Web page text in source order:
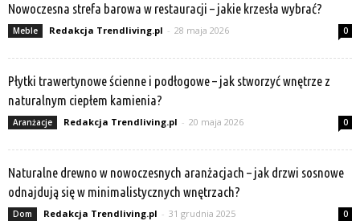
Nowoczesna strefa barowa w restauracji – jakie krzesła wybrać?
Meble Redakcja Trendliving.pl - 28 maja 2026 0
Płytki trawertynowe ścienne i podłogowe – jak stworzyć wnętrze z
naturalnym ciepłem kamienia?
Aranżacje Redakcja Trendliving.pl - 20 maja 2026 0
Naturalne drewno w nowoczesnych aranżacjach – jak drzwi sosnowe
odnajdują się w minimalistycznych wnętrzach?
Dom Redakcja Trendliving.pl - 31 grudnia 2025 0